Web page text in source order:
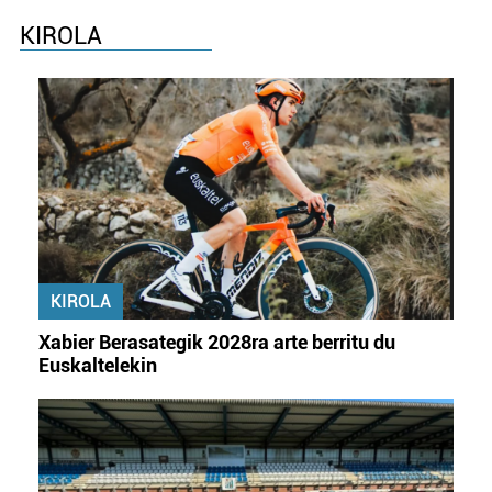
KIROLA
KIROLA
Xabier Berasategik 2028ra arte berritu du
Euskaltelekin